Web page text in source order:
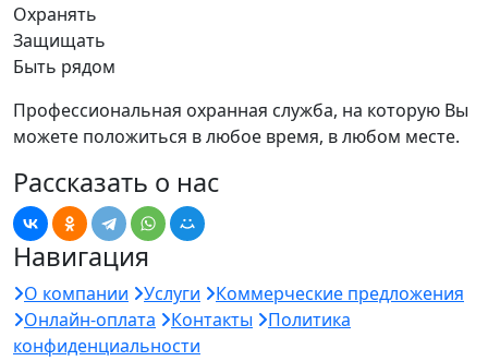
Охранять
Защищать
Быть рядом
Профессиональная охранная служба, на которую Вы
можете положиться в любое время, в любом месте.
Рассказать о нас
Навигация
О компании Услуги
Коммерческие предложения
Онлайн-оплата
Контакты
Политика
конфиденциальности